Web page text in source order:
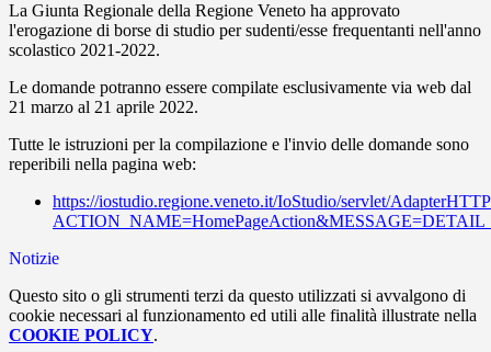
La Giunta Regionale della Regione Veneto ha approvato
l'erogazione di borse di studio per sudenti/esse frequentanti nell'anno
scolastico 2021-2022.
Le domande potranno essere compilate esclusivamente via web dal
21 marzo al 21 aprile 2022.
Tutte le istruzioni per la compilazione e l'invio delle domande sono
reperibili nella pagina web:
https://iostudio.regione.veneto.it/IoStudio/servlet/
Notizie
Questo sito o gli strumenti terzi da questo utilizzati si avvalgono di
cookie necessari al funzionamento ed utili alle finalità illustrate nella
COOKIE POLICY.